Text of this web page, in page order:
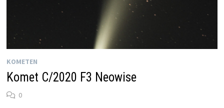
KOMETEN
Komet C/2020 F3 Neowise
0